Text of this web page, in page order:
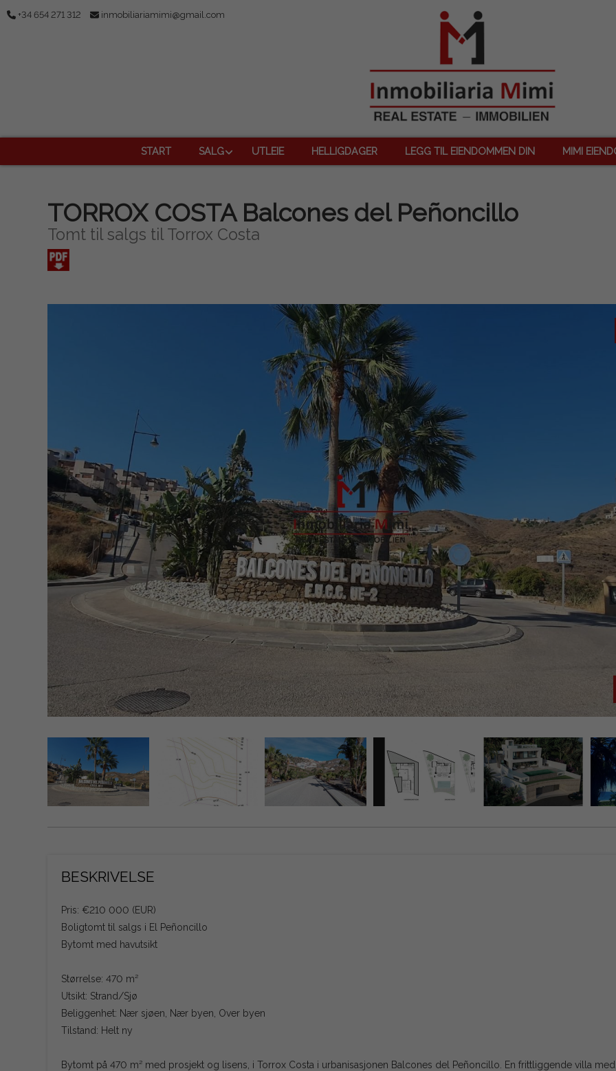
+34 654 271 312 inmobiliariamimi@gmail.com
START SALG UTLEIE HELLIGDAGER LEGG TIL EIENDOMMEN DIN MIMI
TORROX COSTA Balcones del Peñoncillo
Tomt til salgs til Torrox Costa
BESKRIVELSE
Pris: €210 000 (EUR)
Boligtomt til salgs i El Peñoncillo
Bytomt med havutsikt
Størrelse: 470 m²
Utsikt: Strand/Sjø
Beliggenhet: Nær sjøen, Nær byen, Over byen
Tilstand: Helt ny
Bytomt på 470 m² med prosjekt og lisens, i Torrox Costa i urbanisasjonen Balcones del Peñoncillo. En frittliggende villa med